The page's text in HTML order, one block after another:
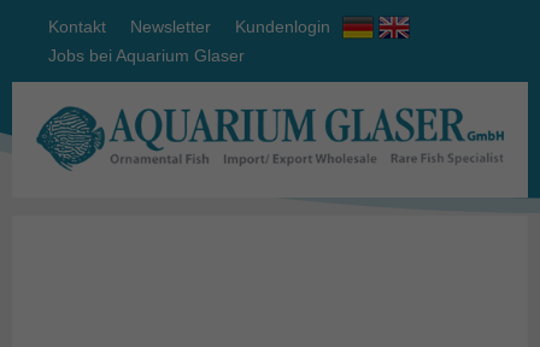
Kontakt Newsletter
Kundenlogin
Jobs bei Aquarium Glaser